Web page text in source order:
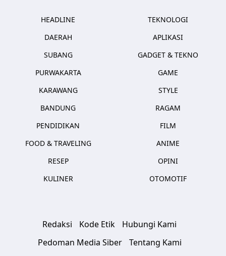
HEADLINE
DAERAH
SUBANG
PURWAKARTA
KARAWANG
BANDUNG
PENDIDIKAN
FOOD & TRAVELING
RESEP
KULINER
TEKNOLOGI
APLIKASI
GADGET & TEKNO
GAME
STYLE
RAGAM
FILM
ANIME
OPINI
OTOMOTIF
Redaksi Kode Etik
Hubungi Kami
Pedoman Media Siber
Tentang Kami